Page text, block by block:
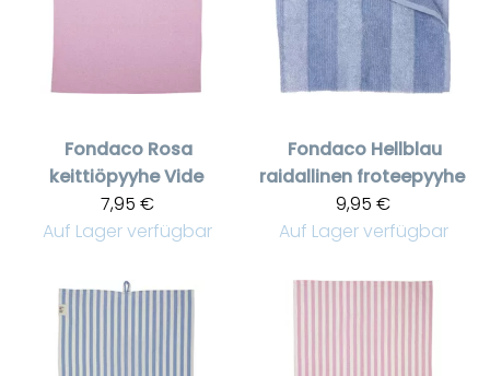
Fondaco Rosa
keittiöpyyhe Vide
7,95 €
Auf Lager verfügbar
Fondaco Hellblau
raidallinen froteepyyhe
9,95 €
Auf Lager verfügbar